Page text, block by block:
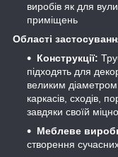
виробів як для
приміщень
Області
Конструкції:
підходять для
великим
каркасів, сходів,
завдяки своїй
Меблеве
створення